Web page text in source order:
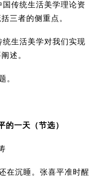
传统生活美学理论资
三者的侧重点。
生活美学对我们实现
述。
。
一天（节选）
在沉睡。张喜平准时醒